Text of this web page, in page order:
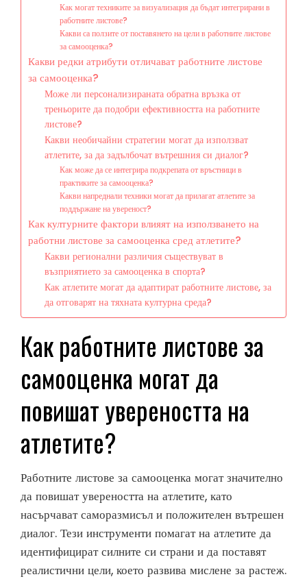
Как могат техниките за визуализация да бъдат интегрирани в
работните листове?
Какви са ползите от поставянето на цели в работните листове
за самооценка?
Какви редки атрибути отличават работните листове
за самооценка?
Може ли персонализираната обратна връзка от
треньорите да подобри ефективността на работните
листове?
Какви необичайни стратегии могат да използват
атлетите, за да задълбочат вътрешния си диалог?
Как може да се интегрира подкрепата от връстници в
практиките за самооценка?
Какви напреднали техники могат да прилагат атлетите за
поддържане на увереност?
Как културните фактори влияят на използването на
работни листове за самооценка сред атлетите?
Какви регионални различия съществуват в
възприятието за самооценка в спорта?
Как атлетите могат да адаптират работните листове, за
да отговарят на тяхната културна среда?
Как работните листове за
самооценка могат да
повишат увереността на
атлетите?
Работните листове за самооценка могат значително
да повишат увереността на атлетите, като
насърчават саморазмисъл и положителен вътрешен
диалог. Тези инструменти помагат на атлетите да
идентифицират силните си страни и да поставят
реалистични цели, което развива мислене за растеж.